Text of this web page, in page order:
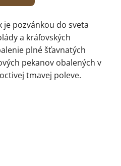
pozvánkou do sveta
a kráľovských
plné šťavnatých
pekanov obalených v
tmavej poleve.